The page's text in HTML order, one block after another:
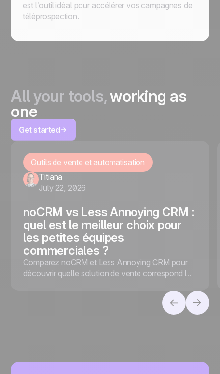
est l’outil idéal pour accélérer vos campagnes de
téléprospection.
All your tools,working as
one
Get started
Outils de vente et automatisation
Titiana
July 22, 2026
noCRM vs Less Annoying CRM :
quel est le meilleur choix pour
les petites équipes
commerciales ?
Comparez noCRM et Less Annoying CRM pour
découvrir quelle solution de vente correspond le
privilégiez la conversion des leads ou la gestion